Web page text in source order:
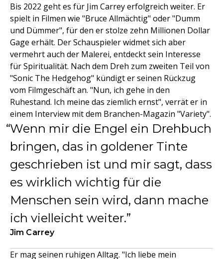
Bis 2022 geht es für Jim Carrey erfolgreich weiter. Er
spielt in Filmen wie "Bruce Allmächtig" oder "Dumm
und Dümmer", für den er stolze zehn Millionen Dollar
Gage erhält. Der Schauspieler widmet sich aber
vermehrt auch der Malerei, entdeckt sein Interesse
für Spiritualität. Nach dem Dreh zum zweiten Teil von
"Sonic The Hedgehog" kündigt er seinen Rückzug
vom Filmgeschäft an. "Nun, ich gehe in den
Ruhestand. Ich meine das ziemlich ernst", verrät er in
einem Interview mit dem Branchen-Magazin "Variety".
Wenn mir die Engel ein Drehbuch
bringen, das in goldener Tinte
geschrieben ist und mir sagt, dass
es wirklich wichtig für die
Menschen sein wird, dann mache
ich vielleicht weiter.
Jim Carrey
Er mag seinen ruhigen Alltag. "Ich liebe mein